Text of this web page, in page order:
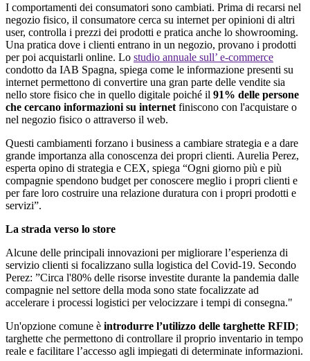
I comportamenti dei consumatori sono cambiati. Prima di recarsi nel
negozio fisico, il consumatore cerca su internet per opinioni di altri
user, controlla i prezzi dei prodotti e pratica anche lo showrooming.
Una pratica dove i clienti entrano in un negozio, provano i prodotti
per poi acquistarli online. Lo studio annuale sull’ e-commerce
condotto da IAB Spagna, spiega come le informazione presenti su
internet permettono di convertire una gran parte delle vendite sia
nello store fisico che in quello digitale poiché il 91% delle persone
che cercano informazioni su internet finiscono con l'acquistare o
nel negozio fisico o attraverso il web.
Questi cambiamenti forzano i business a cambiare strategia e a dare
grande importanza alla conoscenza dei propri clienti. Aurelia Perez,
esperta opino di strategia e CEX, spiega “Ogni giorno più e più
compagnie spendono budget per conoscere meglio i propri clienti e
per fare loro costruire una relazione duratura con i propri prodotti e
servizi”.
La strada verso lo store
Alcune delle principali innovazioni per migliorare l’esperienza di
servizio clienti si focalizzano sulla logistica del Covid-19. Secondo
Perez: ”Circa l'80% delle risorse investite durante la pandemia dalle
compagnie nel settore della moda sono state focalizzate ad
accelerare i processi logistici per velocizzare i tempi di consegna."
Un'opzione comune è introdurre l’utilizzo delle targhette RFID;
targhette che permettono di controllare il proprio inventario in tempo
reale e facilitare l’accesso agli impiegati di determinate informazioni.